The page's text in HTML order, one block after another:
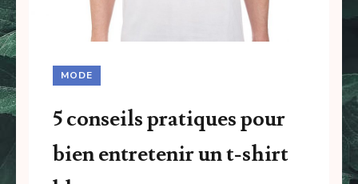
MODE
5 conseils pratiques pour
bien entretenir un t-shirt